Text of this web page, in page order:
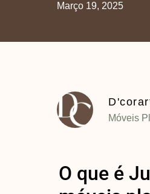
Março 19, 2025
Móveis
O que é